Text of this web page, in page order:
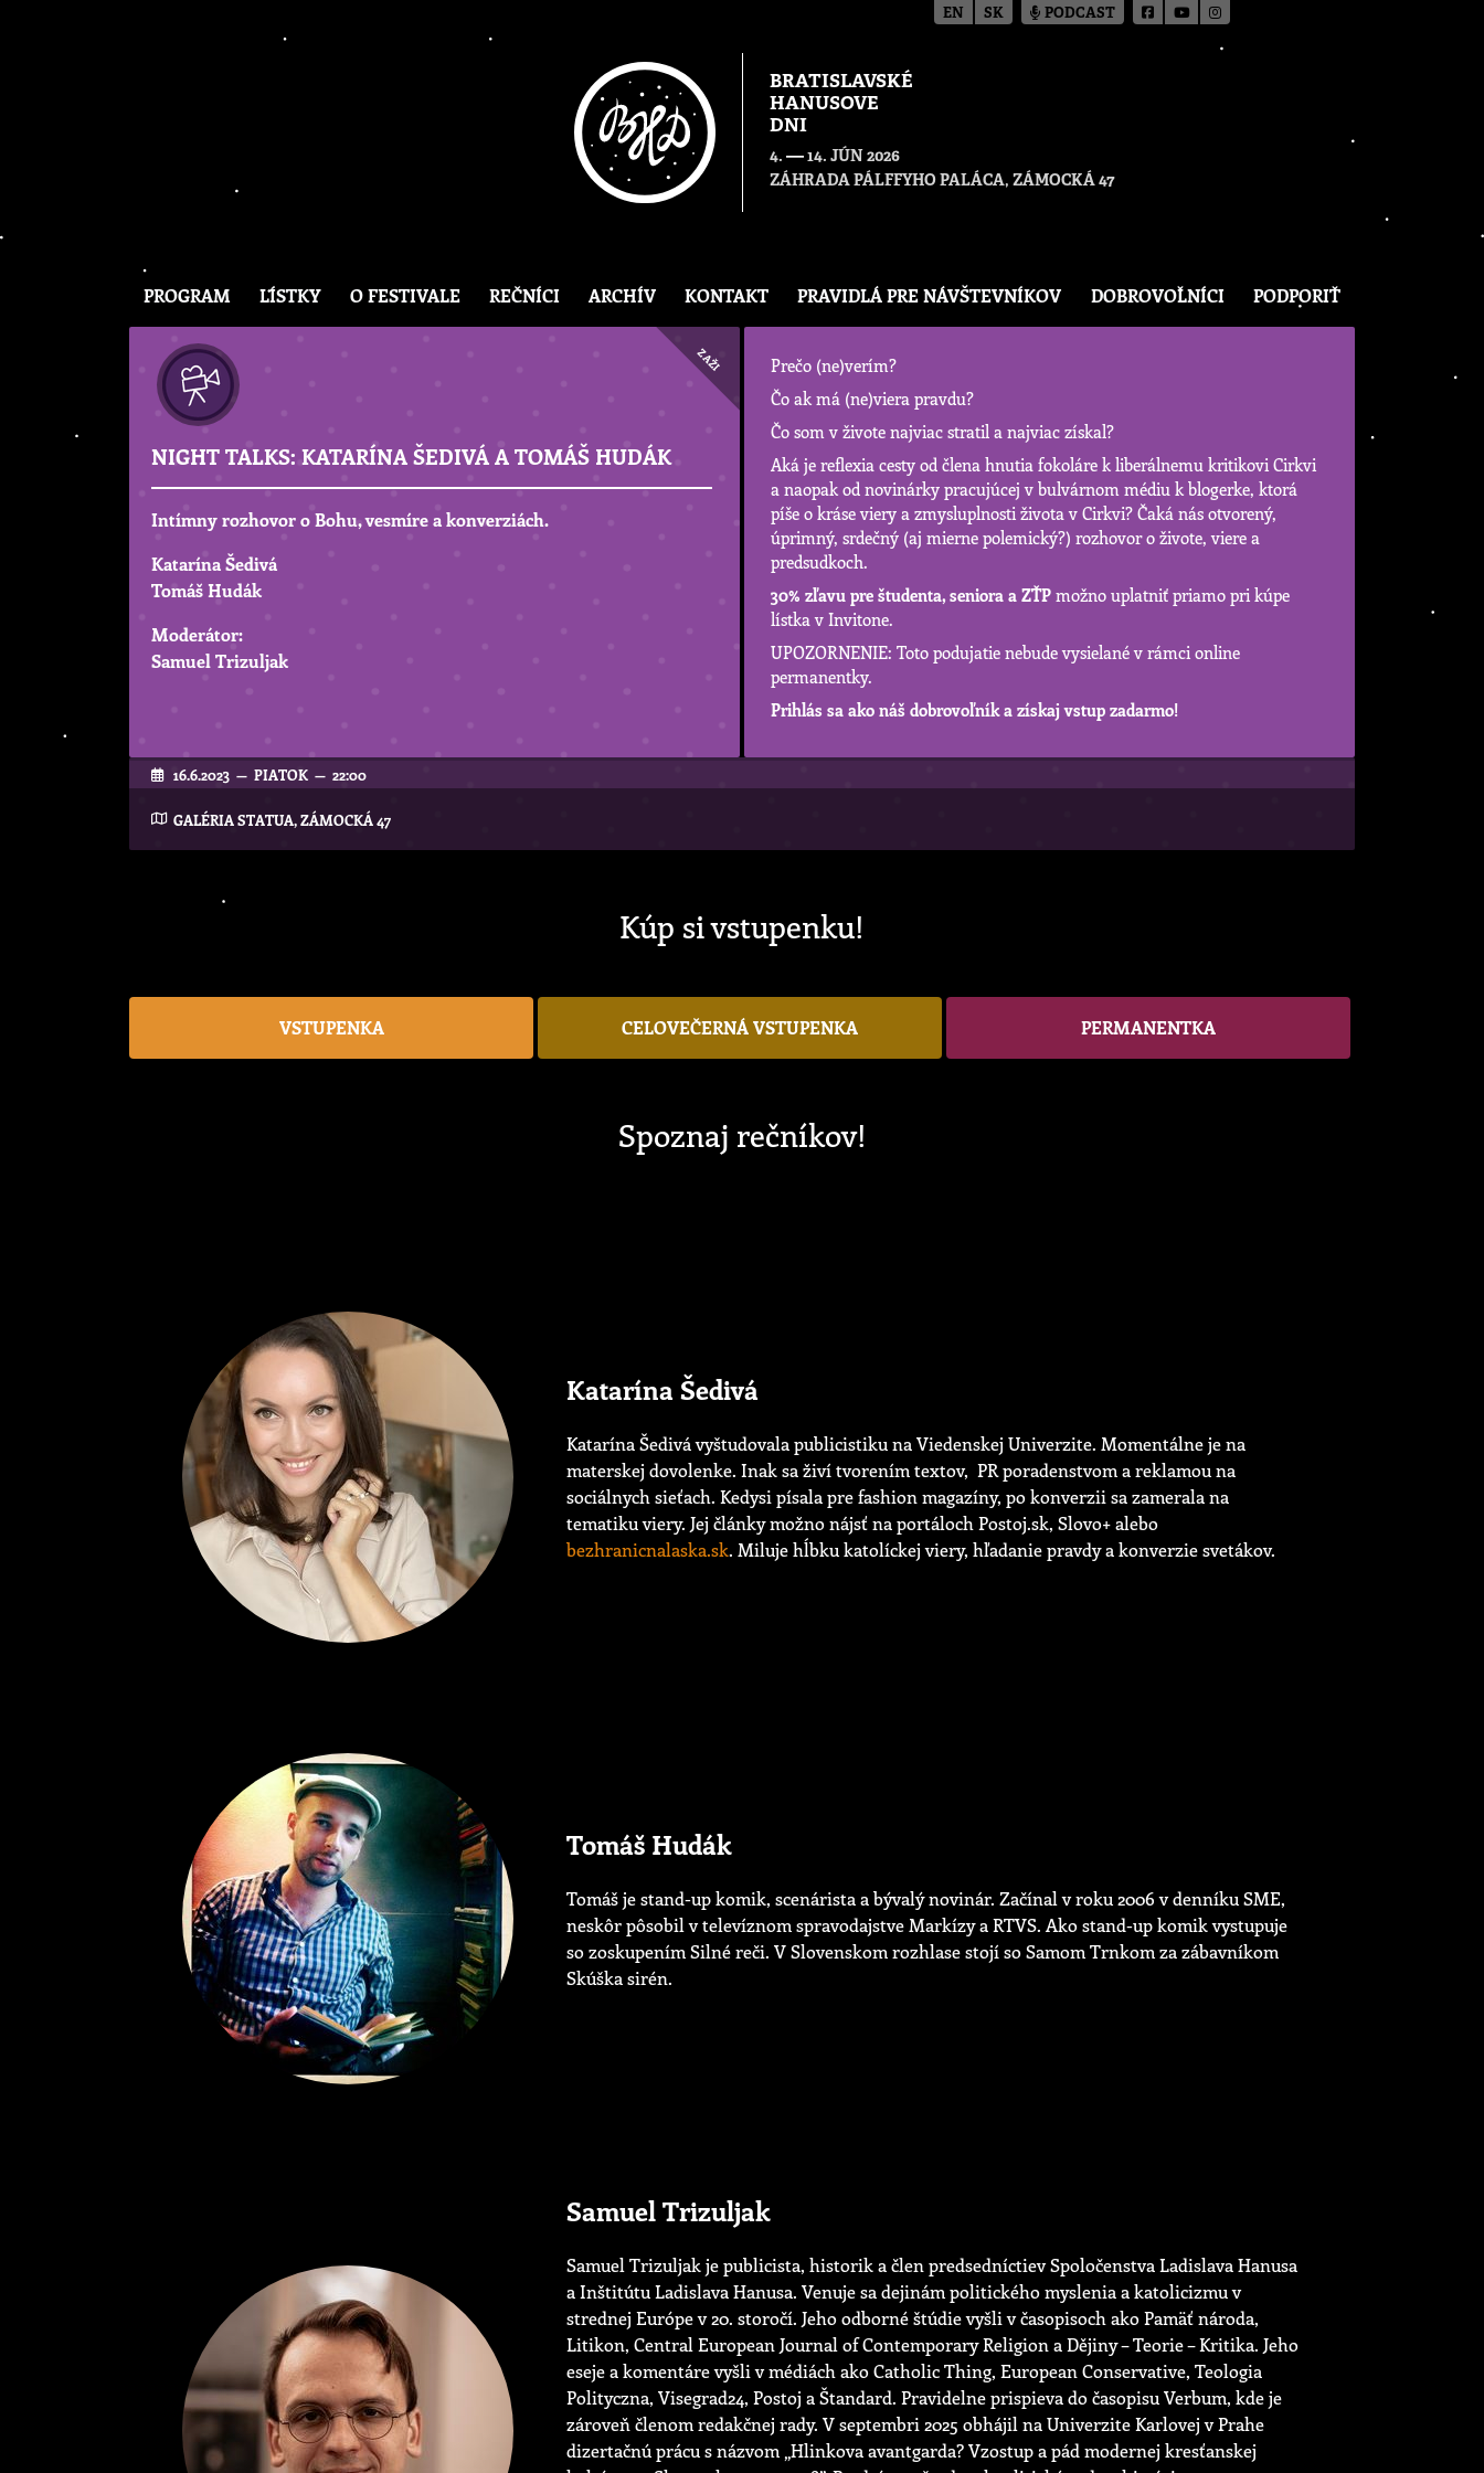
BRATISLAVSKÉ
HANUSOVE
DNI
4. — 14. JÚN 2026
ZÁHRADA PÁLFFYHO PALÁCA, ZÁMOCKÁ 47
PROGRAM LÍSTKY O FESTIVALE REČNÍCI ARCHÍV KONTAKT PRAVIDLÁ PRE NÁVŠTEVNÍKOV DOBROVOĽNÍCI PODPORIŤ
ZAŽI
NIGHT TALKS: KATARÍNA ŠEDIVÁ A TOMÁŠ HUDÁK
Intímny rozhovor o Bohu, vesmíre a konverziách.
Katarína Šedivá
Tomáš Hudák
Moderátor:
Samuel Trizuljak
Prečo (ne)verím?
Čo ak má (ne)viera pravdu?
Čo som v živote najviac stratil a najviac získal?
Aká je reflexia cesty od člena hnutia fokoláre k liberálnemu kritikovi Cirkvi
a naopak od novinárky pracujúcej v bulvárnom médiu k blogerke, ktorá
píše o kráse viery a zmysluplnosti života v Cirkvi? Čaká nás otvorený,
úprimný, srdečný (aj mierne polemický?) rozhovor o živote, viere a
predsudkoch.
30% zľavu pre študenta, seniora a ZŤP možno uplatniť priamo pri kúpe
lístka v Invitone.
UPOZORNENIE: Toto podujatie nebude vysielané v rámci online
permanentky.
Prihlás sa ako náš dobrovoľník a získaj vstup zadarmo!
16.6.2023 — PIATOK — 22:00
GALÉRIA STATUA, ZÁMOCKÁ 47
Kúp si vstupenku!
VSTUPENKA CELOVEČERNÁ VSTUPENKA PERMANENTKA
Spoznaj rečníkov!
Katarína Šedivá
Katarína Šedivá vyštudovala publicistiku na Viedenskej Univerzite. Momentálne je na
materskej dovolenke. Inak sa živí tvorením textov, PR poradenstvom a reklamou na
sociálnych sieťach. Kedysi písala pre fashion magazíny, po konverzii sa zamerala na
tematiku viery. Jej články možno nájsť na portáloch Postoj.sk, Slovo+ alebo
bezhranicnalaska.sk. Miluje hĺbku katolíckej viery, hľadanie pravdy a konverzie svetákov.
Tomáš Hudák
Tomáš je stand-up komik, scenárista a bývalý novinár. Začínal v roku 2006 v denníku SME,
neskôr pôsobil v televíznom spravodajstve Markízy a RTVS. Ako stand-up komik vystupuje
so zoskupením Silné reči. V Slovenskom rozhlase stojí so Samom Trnkom za zábavníkom
Skúška sirén.
Samuel Trizuljak
Samuel Trizuljak je publicista, historik a člen predsedníctiev Spoločenstva Ladislava Hanusa
a Inštitútu Ladislava Hanusa. Venuje sa dejinám politického myslenia a katolicizmu v
strednej Európe v 20. storočí. Jeho odborné štúdie vyšli v časopisoch ako Pamäť národa,
Litikon, Central European Journal of Contemporary Religion a Dějiny – Teorie – Kritika. Jeho
eseje a komentáre vyšli v médiách ako Catholic Thing, European Conservative, Teologia
Polityczna, Visegrad24, Postoj a Štandard. Pravidelne prispieva do časopisu Verbum, kde je
zároveň členom redakčnej rady. V septembri 2025 obhájil na Univerzite Karlovej v Prahe
dizertačnú prácu s názvom „Hlinkova avantgarda? Vzostup a pád modernej kresťanskej
EN SK PODCAST